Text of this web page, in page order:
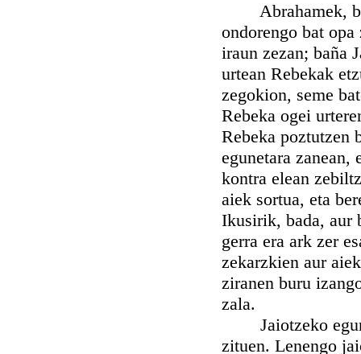
Abrahamek,
ondorengo bat
iraun zezan; baña
urtean Rebekak
zegokion, seme
Rebeka ogei
Rebeka poztutzen
egunetara zanean,
kontra elean
aiek sortua, eta
Ikusirik, bada, aur
gerra era ark zer
zekarzkien aur
ziranen buru
zala.
Jaiotzeko
zituen. Lenengo